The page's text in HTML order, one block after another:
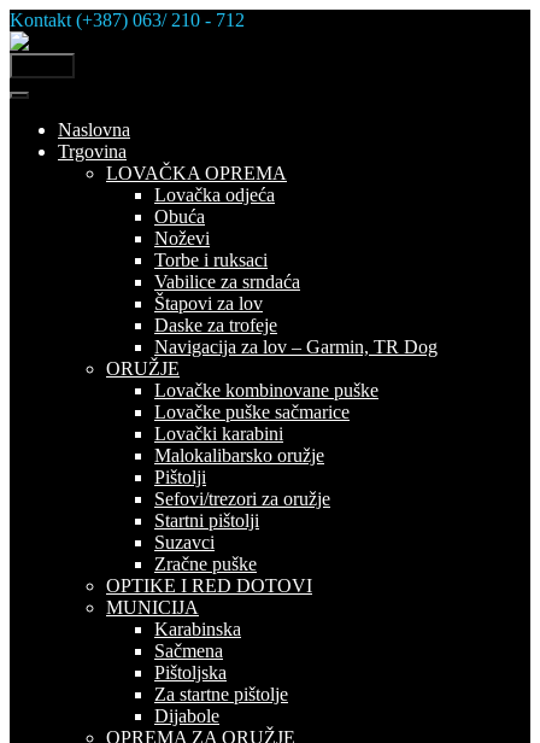
Skip
to
content
Kontakt (+387) 063/ 210 - 712
Naslovna
Trgovina
LOVAČKA OPREMA
Lovačka odjeća
Obuća
Noževi
Torbe i ruksaci
Vabilice za srndaća
Štapovi za lov
Daske za trofeje
Navigacija za lov – Garmin, TR Dog
ORUŽJE
Lovačke kombinovane puške
Lovačke puške sačmarice
Lovački karabini
Malokalibarsko oružje
Pištolji
Sefovi/trezori za oružje
Startni pištolji
Suzavci
Zračne puške
OPTIKE I RED DOTOVI
MUNICIJA
Karabinska
Sačmena
Pištoljska
Za startne pištolje
Dijabole
OPREMA ZA ORUŽJE